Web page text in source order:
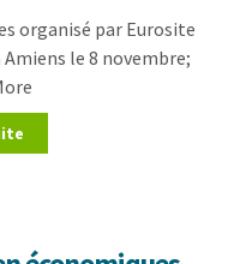
organisé par Eurosite
le 8 novembre;